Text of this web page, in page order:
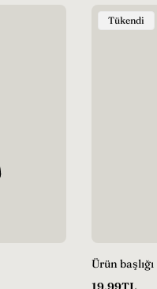
Ürün
Etiketi:
Tükendi
Ürün başlığı
Normal